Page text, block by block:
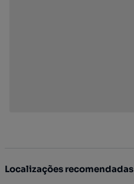
Localizações recomendadas